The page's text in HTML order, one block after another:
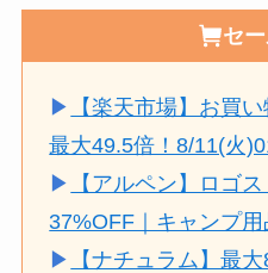
セ
▶
【楽天市場】お買
最大49.5倍！8/11(火
▶
【アルペン】ロゴ
37%OFF｜キャンプ
▶
【ナチュラム】最